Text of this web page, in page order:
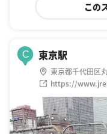
この
C 東京駅
東京都千代田区
https://